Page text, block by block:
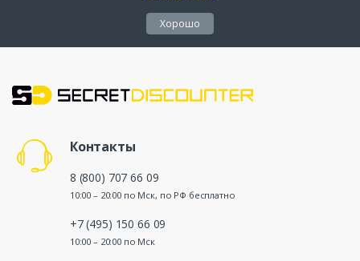
Хорошо
Контакты
8 (800) 707 66 09
10:00 – 20:00 по Мск, по РФ бесплатно
+7 (495) 150 66 09
10:00 – 20:00 по Мск